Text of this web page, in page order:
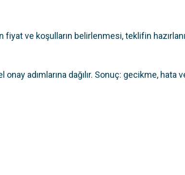
ve koşulların belirlenmesi, teklifin
adımlarına dağılır. Sonuç: gecikme, hata